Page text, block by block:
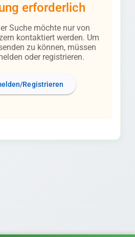
erforderlich
Suche möchte nur von
kontaktiert werden. Um
zu können, müssen
oder registrieren.
Registrieren